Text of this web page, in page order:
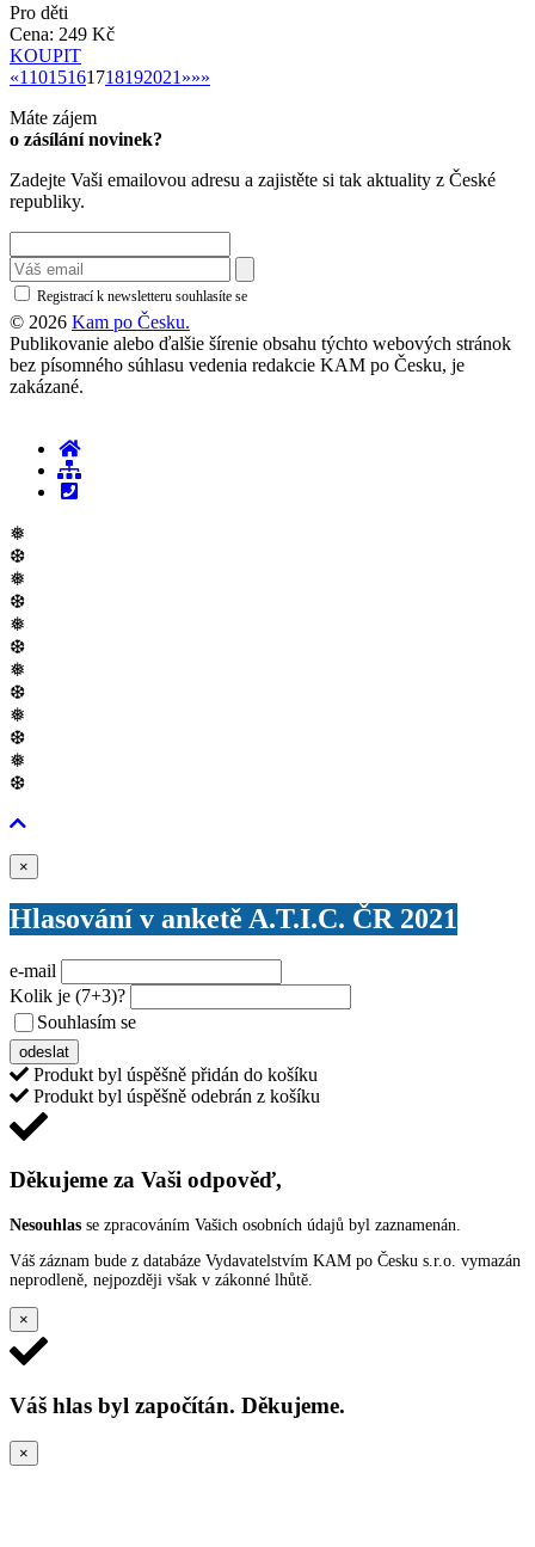
Pro děti
Cena: 249 Kč
KOUPIT
««1 1015161718192021 »»
»»
Máte zájem
o zásílání novinek?
Zadejte Vaši emailovou adresu a zajistěte si tak aktuality z České
republiky.
Registrací k newsletteru souhlasíte se
© 2026 Kam po Česku.
Publikovanie alebo ďalšie šírenie obsahu týchto webových stránok
bez písomného súhlasu vedenia redakcie KAM po Česku, je
zakázané.
❅
❆
❅
❆
❅
❆
❅
❆
❅
❆
❅
❆
×
Hlasování v anketě A.T.I.C. ČR 2021
e-mail
Kolik je (7+3)?
Souhlasím se
odeslat
Produkt byl úspěšně přidán do košíku
Produkt byl úspěšně odebrán z košíku
Děkujeme za Vaši odpověď,
Nesouhlas se zpracováním Vašich osobních údajů byl zaznamenán.
Váš záznam bude z databáze Vydavatelstvím KAM po Česku s.r.o. vymazán
neprodleně, nejpozději však v zákonné lhůtě.
×
Váš hlas byl započítán. Děkujeme.
×